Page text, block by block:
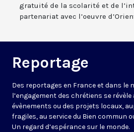
gratuité de la scolarité et de
partenariat avec l’oeuvre
Reportage
Des reportages en France et dans le
l’engagement des chrétiens se
évènements ou des projets locaux,
fragiles, au service du Bien commun
Un regard d’espérance sur le monde.